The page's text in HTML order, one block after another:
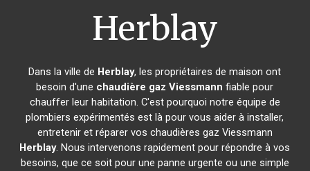
Herblay
Dans la ville de Herblay, les propriétaires de maison ont
besoin d'une chaudière gaz Viessmann fiable pour
chauffer leur habitation. C'est pourquoi notre équipe de
plombiers expérimentés est là pour vous aider à installer,
entretenir et réparer vos chaudières gaz Viessmann
Herblay. Nous intervenons rapidement pour répondre à vos
besoins, que ce soit pour une panne urgente ou une simple